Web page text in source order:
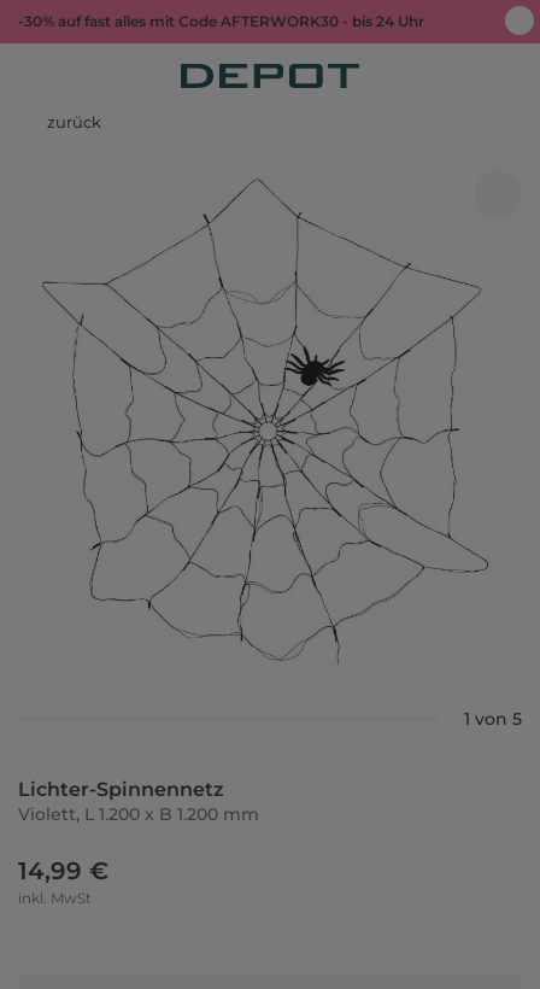
-30% auf fast alles mit Code AFTERWORK30 - bis 24 Uhr
zurück
1 von 5
Lichter-Spinnennetz
Violett, L 1.200 x B 1.200 mm
14,99 €
inkl. MwSt